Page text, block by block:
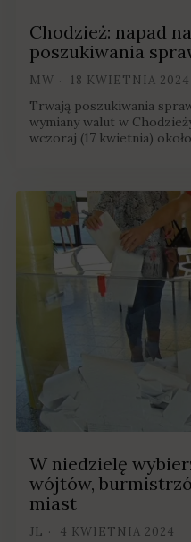
Chodzież: napad
poszukiwania
MW 18 KWIETNIA 2024
Trwają poszukiwania
wymiany walut w
wczoraj (17 kwietnia)
W niedzielę
wójtów,
miast
JL 4 KWIETNIA 2024